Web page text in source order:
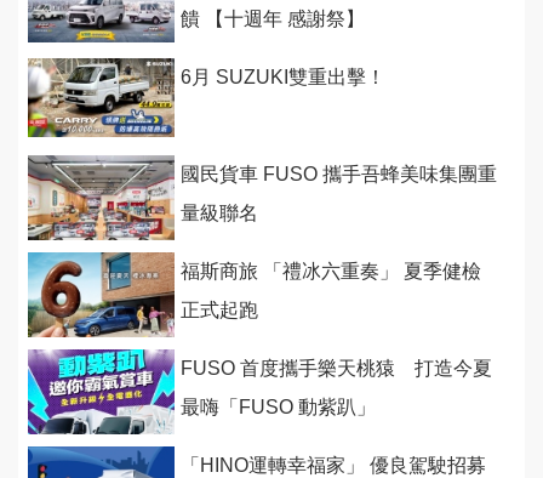
饋 【十週年 感謝祭】
6月 SUZUKI雙重出擊！
國民貨車 FUSO 攜手吾蜂美味集團重
量級聯名
福斯商旅 「禮冰六重奏」 夏季健檢
正式起跑
FUSO 首度攜手樂天桃猿 打造今夏
最嗨「FUSO 動紫趴」
「HINO運轉幸福家」 優良駕駛招募